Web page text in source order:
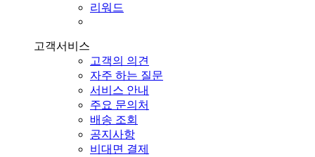
리워드
고객서비스
고객의 의견
자주 하는 질문
서비스 안내
주요 문의처
배송 조회
공지사항
비대면 결제